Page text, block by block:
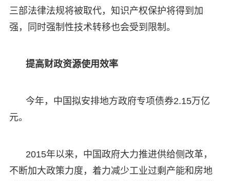
三部法律法规将被取代，知识产权保护将得到加
强，同时强制性技术转移也会受到限制。
提高财政资源使用效率
今年，中国拟安排地方政府专项债券2.15万亿
元。
2015年以来，中国政府大力推进供给侧改革，
不断加大政策力度，着力减少工业过剩产能和房地